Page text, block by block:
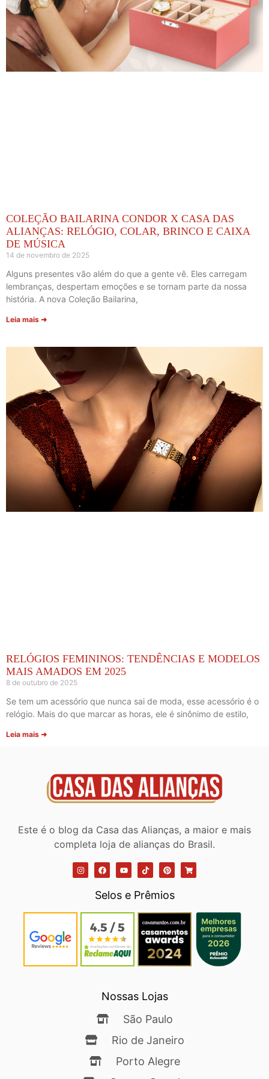
COLEÇÃO BAILARINA CONDOR X CASA DAS
ALIANÇAS: RELÓGIO, COLAR, BRINCO E CAIXA
DE MÚSICA
14 de novembro de 2025
Alguns presentes vão além do que a gente vê. Eles carregam
lembranças, despertam emoções e se tornam parte da nossa
história. A nova Coleção Bailarina,
Leia mais ➜
RELÓGIOS FEMININOS: TENDÊNCIAS E MODELOS
MAIS AMADOS EM 2025
8 de outubro de 2025
Se tem um acessório que nunca sai de moda, esse acessório é o
relógio. Mais do que marcar as horas, ele é sinônimo de estilo,
Leia mais ➜
Este é o blog da Casa das Alianças, a maior e mais
completa loja de alianças do Brasil.
Selos e Prêmios
Nossas Lojas
São Paulo
Rio de Janeiro
Porto Alegre